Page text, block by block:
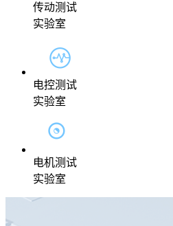
传动测试
实验室
电控测试
实验室
电机测试
实验室